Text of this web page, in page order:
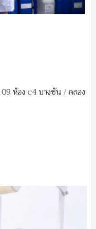
ห้อง c4 บางชัน / คลอง